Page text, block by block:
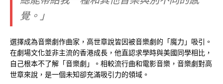
覺。」
選擇成為音樂劇作曲家，高世章說皆因被音樂劇的「魔力」吸引。
在劇場文化並非主流的香港成長，他直認求學時與美國同學相比，
自己根本不了解「音樂劇」。相較流行曲和電影音樂，音樂劇對高
世章來說，是一個未知卻充滿吸引力的領域。